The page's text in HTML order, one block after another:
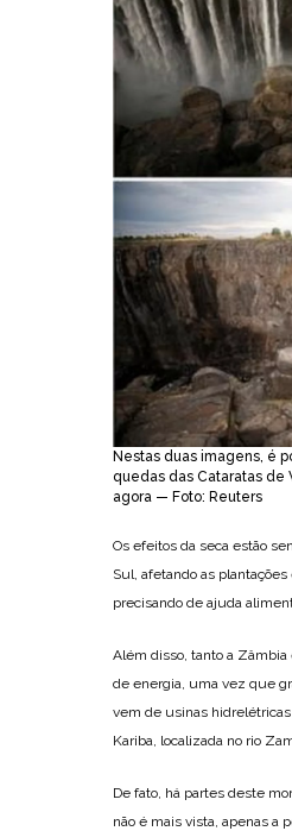
Nestas duas imagens, é
quedas das Cataratas de
agora — Foto: Reuters
Os efeitos da seca estão
Sul, afetando as
precisando de ajuda
Além disso, tanto a
de energia, uma vez que
vem de usinas
Kariba, localizada no rio
De fato, há partes deste
não é mais vista, apenas a